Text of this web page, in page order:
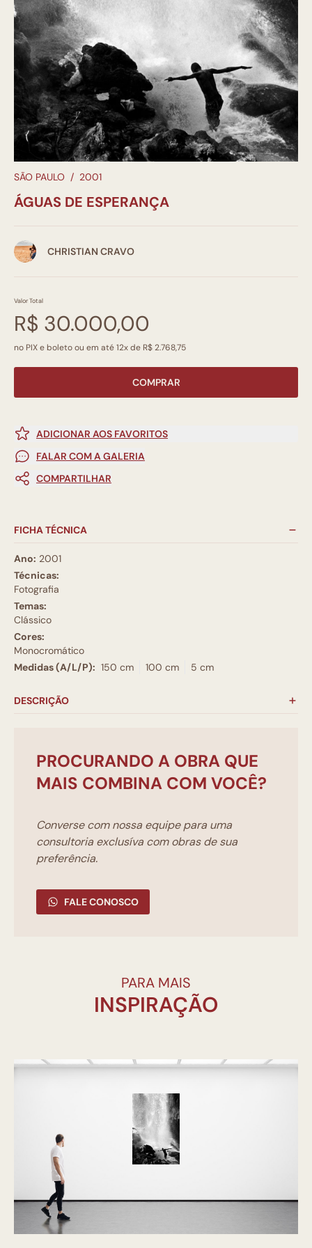
SÃO PAULO / 2001
ÁGUAS DE ESPERANÇA
CHRISTIAN CRAVO
Valor Total
R$ 30.000,00
no PIX e boleto ou em até 12x de R$ 2.768,75
COMPRAR
ADICIONAR AOS FAVORITOS
FALAR COM A GALERIA
COMPARTILHAR
FICHA TÉCNICA
Ano: 2001
Técnicas:
Fotografia
Temas:
Clássico
Cores:
Monocromático
Medidas (A/L/P): 150 cm 100 cm 5 cm
DESCRIÇÃO
PROCURANDO A OBRA QUE
MAIS COMBINA COM VOCÊ?
Converse com nossa equipe para uma
consultoria exclusíva com obras de sua
preferência.
FALE CONOSCO
PARA MAIS
INSPIRAÇÃO